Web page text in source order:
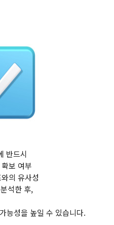
반드시
보 여부
의 유사성
석한 후,
능성을 높일 수 있습니다.